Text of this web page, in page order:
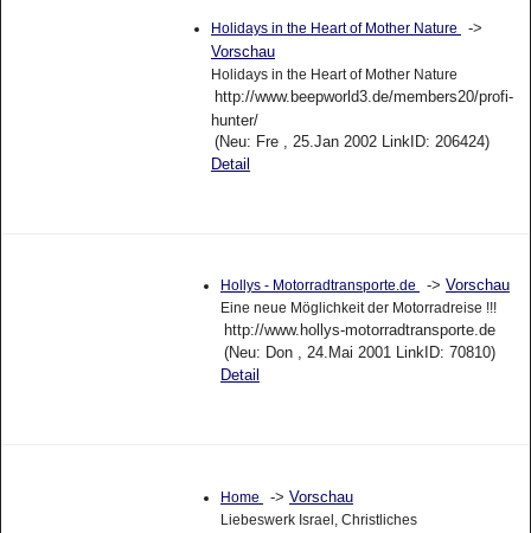
Holidays in the Heart of Mother Nature
->
Vorschau
Holidays in the Heart of Mother Nature
http://www.beepworld3.de/members20/profi-
hunter/
(Neu: Fre , 25.Jan 2002 LinkID: 206424)
Detail
Hollys - Motorradtransporte.de -> Vorschau
Eine neue Möglichkeit der Motorradreise !!!
http://www.hollys-motorradtransporte.de
(Neu: Don , 24.Mai 2001 LinkID: 70810)
Detail
Home -> Vorschau
Liebeswerk Israel, Christliches